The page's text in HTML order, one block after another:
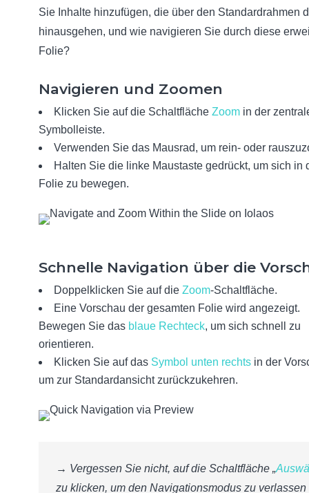
Sie Inhalte hinzufügen, die über den Standardrahmen
hinausgehen, und wie navigieren Sie durch diese
Folie?
Navigieren und Zoomen
Klicken Sie auf die Schaltfläche Zoom in der
Symbolleiste.
Verwenden Sie das Mausrad, um rein- oder
Halten Sie die linke Maustaste gedrückt, um sich in
Folie zu bewegen.
Schnelle Navigation über die
Doppelklicken Sie auf die Zoom-Schaltfläche.
Eine Vorschau der gesamten Folie wird angezeigt.
Bewegen Sie das blaue Rechteck, um sich schnell zu
orientieren.
Klicken Sie auf das Symbol unten rechts in der
um zur Standardansicht zurückzukehren.
→ Vergessen Sie nicht, auf die Schaltfläche „
zu klicken, um den Navigationsmodus zu verlassen